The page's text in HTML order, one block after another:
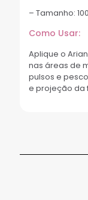
– Tamanho:
Como Usar:
Aplique o
nas áreas de
pulsos e
e projeção da